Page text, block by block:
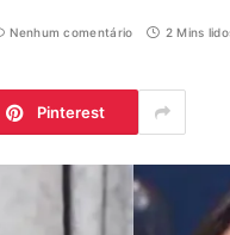
Nenhum comentário 2 Mins
Pinterest